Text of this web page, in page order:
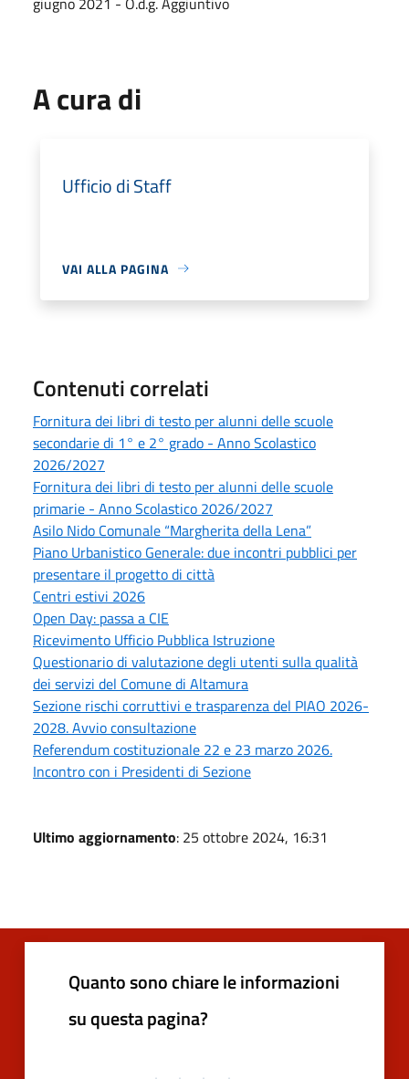
A cura di
Ufficio di Staff
VAI ALLA PAGINA
Contenuti correlati
Fornitura dei libri di testo per alunni delle scuole
secondarie di 1° e 2° grado - Anno Scolastico
2026/2027
Fornitura dei libri di testo per alunni delle scuole
primarie - Anno Scolastico 2026/2027
Asilo Nido Comunale “Margherita della Lena”
Piano Urbanistico Generale: due incontri pubblici per
presentare il progetto di città
Centri estivi 2026
Open Day: passa a CIE
Ricevimento Ufficio Pubblica Istruzione
Questionario di valutazione degli utenti sulla qualità
dei servizi del Comune di Altamura
Sezione rischi corruttivi e trasparenza del PIAO 2026-
2028. Avvio consultazione
Referendum costituzionale 22 e 23 marzo 2026.
Incontro con i Presidenti di Sezione
Ultimo aggiornamento: 25 ottobre 2024, 16:31
Quanto sono chiare le informazioni
su questa pagina?